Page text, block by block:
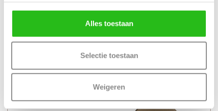
Alles toestaan
Selectie toestaan
Weigeren